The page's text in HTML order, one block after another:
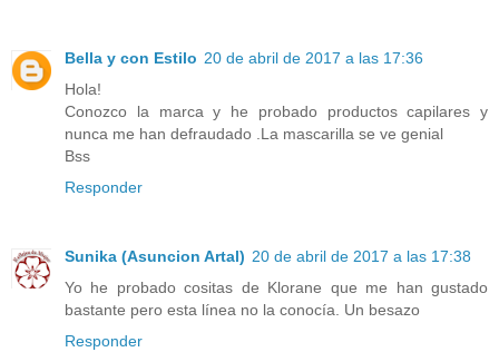
Bella y con Estilo 20 de abril de 2017 a las 17:36
Hola!
Conozco la marca y he probado productos capilares y
nunca me han defraudado .La mascarilla se ve genial
Bss
Responder
Sunika (Asuncion Artal) 20 de abril de 2017 a las 17:38
Yo he probado cositas de Klorane que me han gustado
bastante pero esta línea no la conocía. Un besazo
Responder